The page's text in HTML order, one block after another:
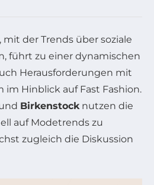
der Trends über soziale
führt zu einer dynamischen
Herausforderungen mit
im Hinblick auf Fast Fashion.
Birkenstocknutzen die
auf Modetrends zu
zugleich die Diskussion